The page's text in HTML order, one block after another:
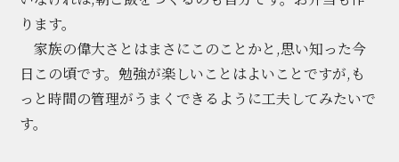
ります。
家族の偉大さとはまさにこのことかと,思い知った今
日この頃です。勉強が楽しいことはよいことですが,も
っと時間の管理がうまくできるように工夫してみたいで
す。